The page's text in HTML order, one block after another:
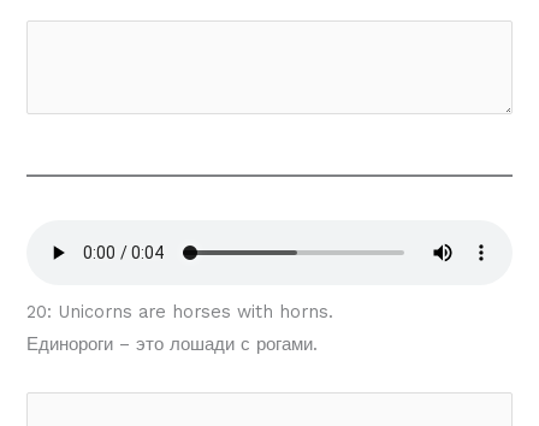
20: Unicorns are horses with horns.
Единороги – это лошади с рогами.